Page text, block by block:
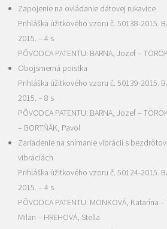
Zapojenie na ovládanie dátovej rukavice
Prihláška úžitkového vzoru č. 50138-2015.
2015. – 4 s
PÔVODCA PATENTU: BARNA, Jozef –
Obojsmerná poistka
Prihláška úžitkového vzoru č. 50139-2015.
2015. – 8 s
PÔVODCA PATENTU: BARNA, Jozef –
– BORTŇÁK, Pavol
Zariadenie na snímanie vibrácií s
vibráciách
Prihláška úžitkového vzoru č. 50124-2015.
2015. – 4 s
PÔVODCA PATENTU: MONKOVÁ, Katarína
Milan – HREHOVÁ, Stella